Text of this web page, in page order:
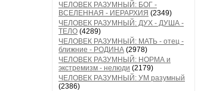
ЧЕЛОВЕК РАЗУМНЫЙ: БОГ -
ВСЕЛЕННАЯ - ИЕРАРХИЯ (2349)
ЧЕЛОВЕК РАЗУМНЫЙ: ДУХ - ДУША -
ТЕЛО (4289)
ЧЕЛОВЕК РАЗУМНЫЙ: МАТЬ - отец -
ближние - РОДИНА (2978)
ЧЕЛОВЕК РАЗУМНЫЙ: НОРМА и
экстремизм - нелюди (2179)
ЧЕЛОВЕК РАЗУМНЫЙ: УМ разумный
(2386)